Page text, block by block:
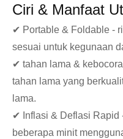
Ciri & Manfaat
✔ Portable & Foldable -
sesuai untuk kegunaan
✔ tahan lama &
tahan lama yang
lama.
✔ Inflasi & Deflasi Rapid
beberapa minit